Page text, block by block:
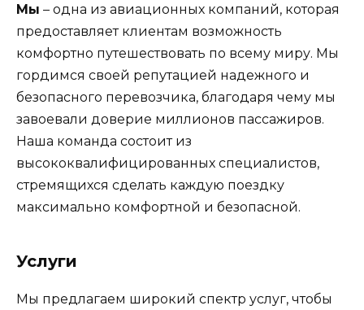
Мы – одна из авиационных компаний, которая
предоставляет клиентам возможность
комфортно путешествовать по всему миру. Мы
гордимся своей репутацией надежного и
безопасного перевозчика, благодаря чему мы
завоевали доверие миллионов пассажиров.
Наша команда состоит из
высококвалифицированных специалистов,
стремящихся сделать каждую поездку
максимально комфортной и безопасной.
Услуги
Мы предлагаем широкий спектр услуг, чтобы